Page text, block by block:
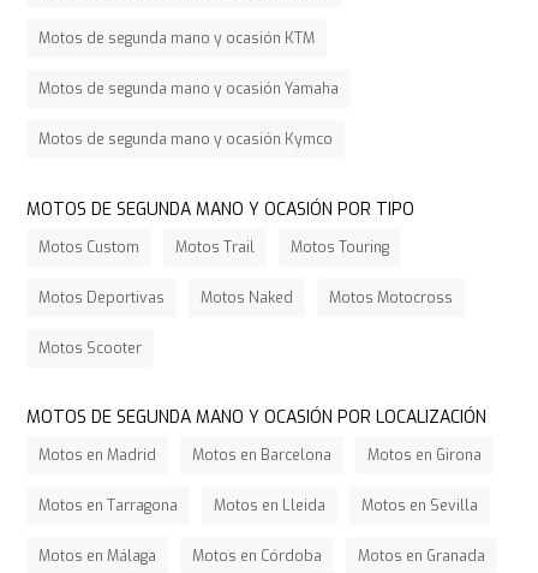
Motos de segunda mano y ocasión KTM
Motos de segunda mano y ocasión Yamaha
Motos de segunda mano y ocasión Kymco
MOTOS DE SEGUNDA MANO Y OCASIÓN POR TIPO
Motos Custom Motos Trail Motos Touring
Motos Deportivas Motos Naked Motos Motocross
Motos Scooter
MOTOS DE SEGUNDA MANO Y OCASIÓN POR LOCALIZACIÓN
Motos en Madrid Motos en Barcelona Motos en Girona
Motos en Tarragona Motos en Lleida Motos en Sevilla
Motos en Málaga Motos en Córdoba Motos en Granada